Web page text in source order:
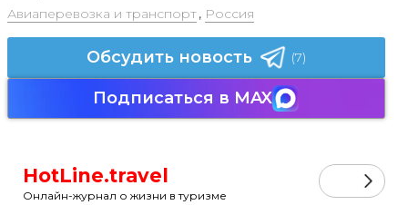
Авиаперевозка и транспорт, Россия
Обсудить новость (7)
Подписаться в MAX
HotLine.travel
Онлайн-журнал о жизни в туризме